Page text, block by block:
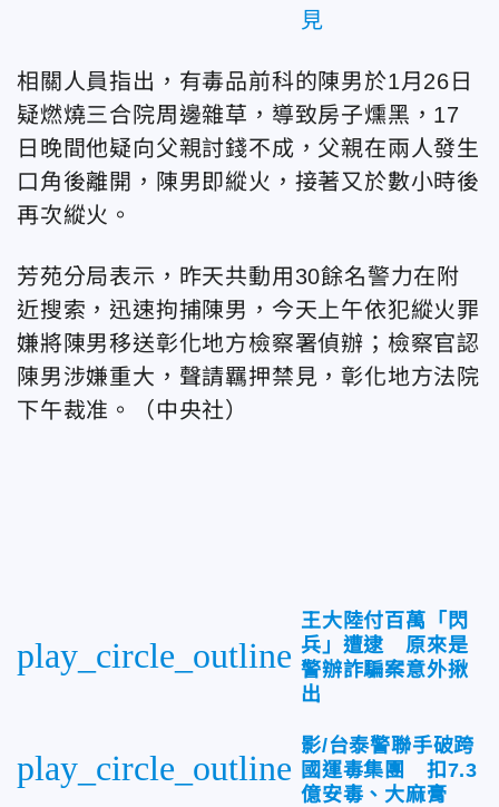
見
相關人員指出，有毒品前科的陳男於1月26日
疑燃燒三合院周邊雜草，導致房子燻黑，17
日晚間他疑向父親討錢不成，父親在兩人發生
口角後離開，陳男即縱火，接著又於數小時後
再次縱火。
芳苑分局表示，昨天共動用30餘名警力在附
近搜索，迅速拘捕陳男，今天上午依犯縱火罪
嫌將陳男移送彰化地方檢察署偵辦；檢察官認
陳男涉嫌重大，聲請羈押禁見，彰化地方法院
下午裁准。（中央社）
play_circle_outline
王大陸付百萬「閃
兵」遭逮 原來是
警辦詐騙案意外揪
出
play_circle_outline
影/台泰警聯手破跨
國運毒集團 扣7.3
億安毒、大麻膏